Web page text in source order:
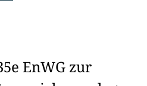
EnWG zur